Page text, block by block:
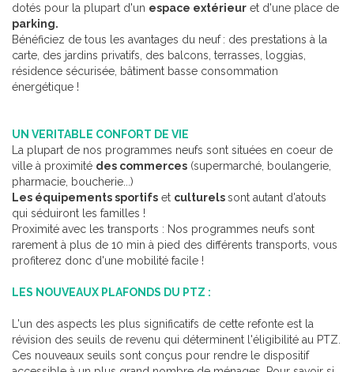
dotés pour la plupart d'un espace extérieur et d'une place de
parking.
Bénéficiez de tous les avantages du neuf : des prestations à la
carte, des jardins privatifs, des balcons, terrasses, loggias,
résidence sécurisée, bâtiment basse consommation
énergétique !
UN VERITABLE CONFORT DE VIE
La plupart de nos programmes neufs sont situées en coeur de
ville à proximité des commerces (supermarché, boulangerie,
pharmacie, boucherie...)
Les équipements sportifs et culturelssont autant d'atouts
qui séduiront les familles !
Proximité avec les transports : Nos programmes neufs sont
rarement à plus de 10 min à pied des différents transports, vous
profiterez donc d'une mobilité facile !
LES NOUVEAUX PLAFONDS DU PTZ :
L'un des aspects les plus significatifs de cette refonte est la
révision des seuils de revenu qui déterminent l'éligibilité au PTZ.
Ces nouveaux seuils sont conçus pour rendre le dispositif